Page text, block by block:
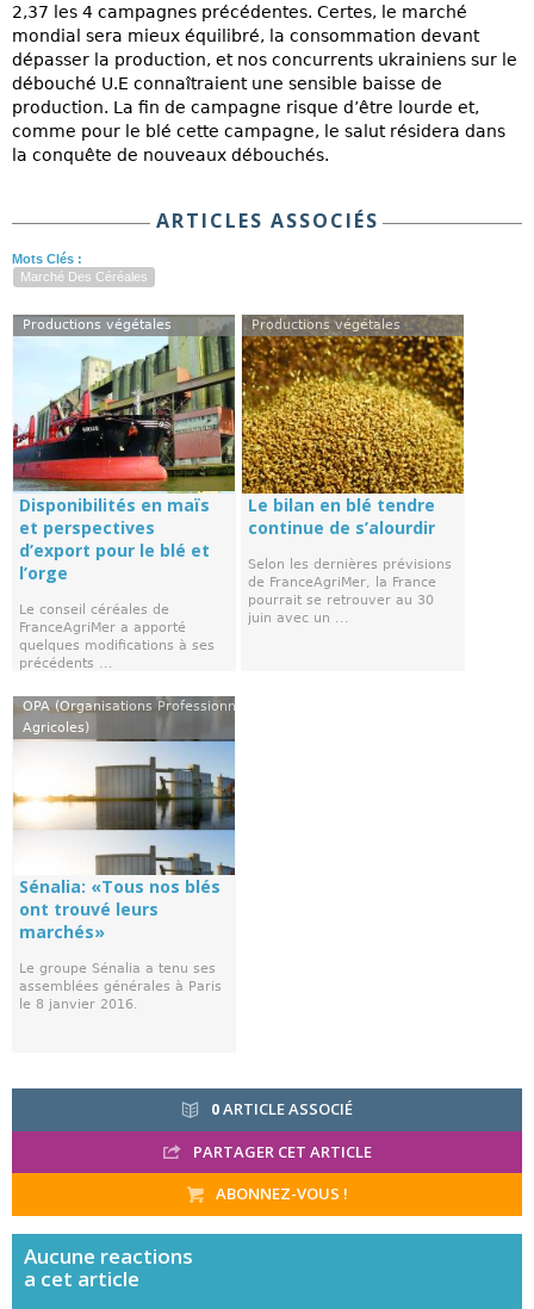
2,37 les 4 campagnes précédentes. Certes, le marché
mondial sera mieux équilibré, la consommation devant
dépasser la production, et nos concurrents ukrainiens sur le
débouché U.E connaîtraient une sensible baisse de
production. La fin de campagne risque d’être lourde et,
comme pour le blé cette campagne, le salut résidera dans
la conquête de nouveaux débouchés.
ARTICLES ASSOCIÉS
Mots Clés :
Marché Des Céréales
Productions végétales
Disponibilités en maïs
et perspectives
d’export pour le blé et
l’orge
Le conseil céréales de
FranceAgriMer a apporté
quelques modifications à ses
précédents ...
Productions végétales
Le bilan en blé tendre
continue de s’alourdir
Selon les dernières prévisions
de FranceAgriMer, la France
pourrait se retrouver au 30
juin avec un ...
OPA (Organisations Professionnelles
Agricoles)
Sénalia: «Tous nos blés
ont trouvé leurs
marchés»
Le groupe Sénalia a tenu ses
assemblées générales à Paris
le 8 janvier 2016.
0ARTICLE ASSOCIÉ
PARTAGER CET ARTICLE
ABONNEZ-VOUS !
Aucune reactions
a cet article